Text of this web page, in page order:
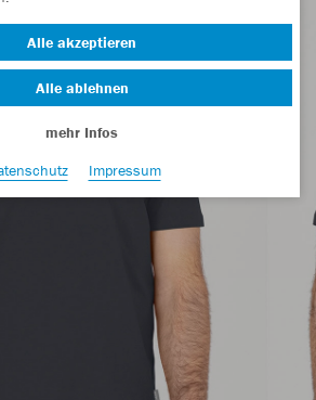
Alle akzeptieren
Alle ablehnen
mehr Infos
Impressum